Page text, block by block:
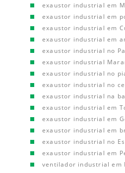
exaustor industrial em
exaustor industrial em
exaustor industrial em
exaustor industrial em
exaustor industrial no
exaustor industrial
exaustor industrial no
exaustor industrial no
exaustor industrial na
exaustor industrial em
exaustor industrial em
exaustor industrial em
exaustor industrial no
exaustor industrial em
ventilador industrial em